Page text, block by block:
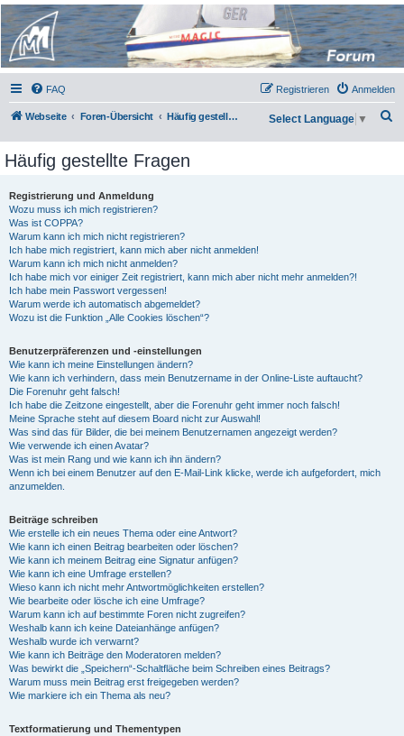
Micro Magic Forum
Deutschland
FAQ Anmelden
Registrieren
Webseite Foren-Übersicht Häufig gestellte Fragen Select Language ▼
Häufig gestellte Fragen
Registrierung und Anmeldung
Wozu muss ich mich registrieren?
Was ist COPPA?
Warum kann ich mich nicht registrieren?
Ich habe mich registriert, kann mich aber nicht anmelden!
Warum kann ich mich nicht anmelden?
Ich habe mich vor einiger Zeit registriert, kann mich aber nicht mehr anmelden?!
Ich habe mein Passwort vergessen!
Warum werde ich automatisch abgemeldet?
Wozu ist die Funktion „Alle Cookies löschen“?
Benutzerpräferenzen und -einstellungen
Wie kann ich meine Einstellungen ändern?
Wie kann ich verhindern, dass mein Benutzername in der Online-Liste auftaucht?
Die Forenuhr geht falsch!
Ich habe die Zeitzone eingestellt, aber die Forenuhr geht immer noch falsch!
Meine Sprache steht auf diesem Board nicht zur Auswahl!
Was sind das für Bilder, die bei meinem Benutzernamen angezeigt werden?
Wie verwende ich einen Avatar?
Was ist mein Rang und wie kann ich ihn ändern?
Wenn ich bei einem Benutzer auf den E-Mail-Link klicke, werde ich aufgefordert, mich
anzumelden.
Beiträge schreiben
Wie erstelle ich ein neues Thema oder eine Antwort?
Wie kann ich einen Beitrag bearbeiten oder löschen?
Wie kann ich meinem Beitrag eine Signatur anfügen?
Wie kann ich eine Umfrage erstellen?
Wieso kann ich nicht mehr Antwortmöglichkeiten erstellen?
Wie bearbeite oder lösche ich eine Umfrage?
Warum kann ich auf bestimmte Foren nicht zugreifen?
Weshalb kann ich keine Dateianhänge anfügen?
Weshalb wurde ich verwarnt?
Wie kann ich Beiträge den Moderatoren melden?
Was bewirkt die „Speichern“-Schaltfläche beim Schreiben eines Beitrags?
Warum muss mein Beitrag erst freigegeben werden?
Wie markiere ich ein Thema als neu?
Textformatierung und Thementypen